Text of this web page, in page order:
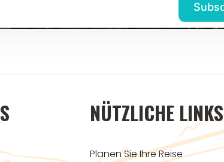
NÜTZLICHE LINKS
Planen Sie Ihre Reise